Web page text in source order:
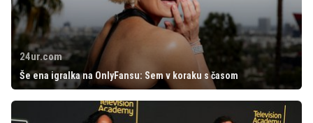
24ur.com
Še ena igralka na OnlyFansu: Sem v koraku s časom